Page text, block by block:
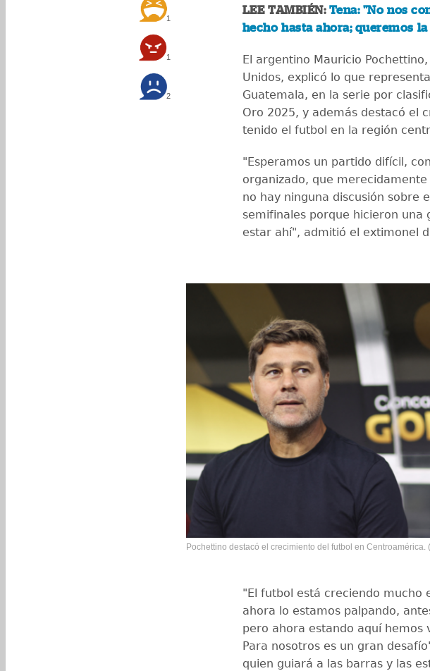
1
1
2
LEE TAMBIÉN: Tena: "No nos
hecho hasta ahora; queremos
El argentino Mauricio
Unidos, explicó lo que
Guatemala, en la serie por
Oro 2025, y además destacó el
tenido el futbol en la región
"Esperamos un partido difícil,
organizado, que
no hay ninguna discusión sobre
semifinales porque hicieron una
estar ahí", admitió el extimonel
Pochettino destacó el crecimiento del futbol en Centroamérica.
"El futbol está creciendo mucho
ahora lo estamos palpando,
pero ahora estando aquí hemos
Para nosotros es un gran
quien guiará a las barras y las